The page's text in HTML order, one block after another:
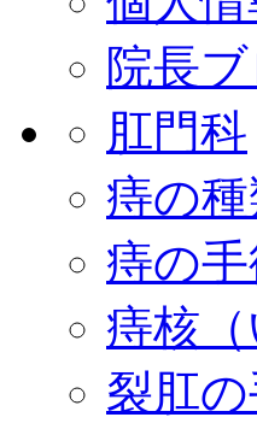
院長
肛門科
痔の
痔の
痔核
裂肛